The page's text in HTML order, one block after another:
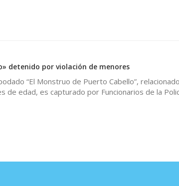
detenido por violación de menores
“El Monstruo de Puerto Cabello”,
de edad, es capturado por Funcionarios de la